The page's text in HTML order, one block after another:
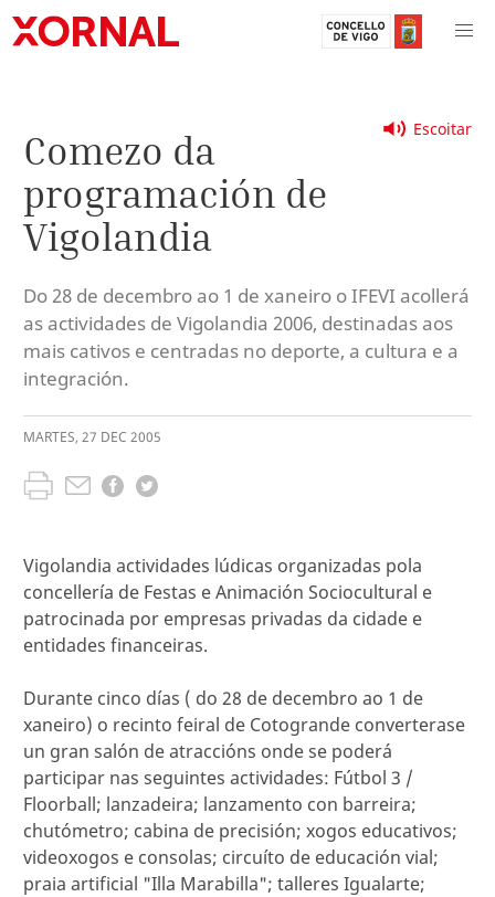
Escoitar
Comezo da
programación de
Vigolandia
Do 28 de decembro ao 1 de xaneiro o IFEVI acollerá
as actividades de Vigolandia 2006, destinadas aos
mais cativos e centradas no deporte, a cultura e a
integración.
MARTES, 27 DEC 2005
Vigolandia actividades lúdicas organizadas pola
concellería de Festas e Animación Sociocultural e
patrocinada por empresas privadas da cidade e
entidades financeiras.
Durante cinco días ( do 28 de decembro ao 1 de
xaneiro) o recinto feiral de Cotogrande converterase
un gran salón de atraccións onde se poderá
participar nas seguintes actividades: Fútbol 3 /
Floorball; lanzadeira; lanzamento con barreira;
chutómetro; cabina de precisión; xogos educativos;
videoxogos e consolas; circuíto de educación vial;
praia artificial "Illa Marabilla"; talleres Igualarte;